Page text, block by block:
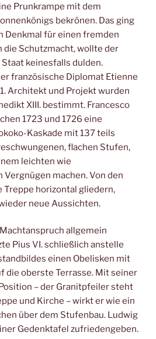
Prunkrampe mit dem
bekrönen. Das ging
Denkmal für einen fremden
die Schutzmacht, wollte der
keinesfalls dulden.
französische Diplomat Etienne
Architekt und Projekt wurden
XIII. bestimmt. Francesco
1723 und 1726 eine
Kaskade mit 137 teils
flachen Stufen,
leichten wie
machen. Von den
Treppe horizontal gliedern,
neue Aussichten.
allgemein
Pius VI. schließlich anstelle
einen Obelisken mit
die oberste Terrasse. Mit seiner
– der Granitpfeiler steht
und Kirche – wirkt er wie ein
über dem Stufenbau. Ludwig
Gedenktafel zufriedengeben.